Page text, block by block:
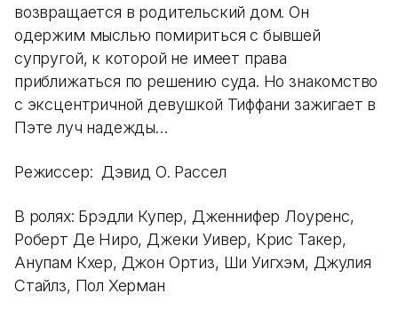
возвращается в родительский дом. Он
одержим мыслью помириться с бывшей
супругой, к которой не имеет права
приближаться по решению суда. Но знакомство
с эксцентричной девушкой Тиффани зажигает в
Пэте луч надежды…
Режиссер: Дэвид О. Рассел
В ролях: Брэдли Купер, Дженнифер Лоуренс,
Роберт Де Ниро, Джеки Уивер, Крис Такер,
Анупам Кхер, Джон Ортиз, Ши Уигхэм, Джулия
Стайлз, Пол Херман